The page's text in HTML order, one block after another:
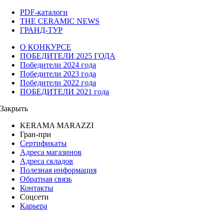
PDF-каталоги
THE CERAMIC NEWS
ГРАНД-ТУР
О КОНКУРСЕ
ПОБЕДИТЕЛИ 2025 ГОДА
Победители 2024 года
Победители 2023 года
Победители 2022 года
ПОБЕДИТЕЛИ 2021 года
Закрыть
KERAMA MARAZZI
Гран-при
Сертификаты
Адреса магазинов
Адреса складов
Полезная информация
Обратная связь
Контакты
Соцсети
Карьера